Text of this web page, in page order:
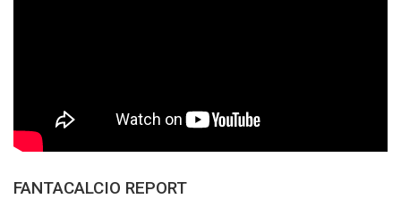
FANTACALCIO REPORT